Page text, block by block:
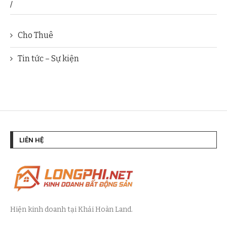
/
Cho Thuê
Tin tức – Sự kiện
LIÊN HỆ
Hiện kinh doanh tại Khải Hoàn Land.